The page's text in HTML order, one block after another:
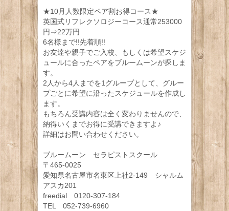
★10月人数限定ペア割お得コース★
英国式リフレクソロジーコース通常253000
円⇒22万円
6名様まで!!先着順!!
お友達や親子でご入校、もしくは希望スケジ
ュールに合ったペアをブルームーンが探しま
す。
2人から4人までを1グループとして、グルー
プごとに希望に沿ったスケジュールを作成し
ます。
もちろん受講内容は全く変わりませんので、
納得いくまでお得に受講できますよ♪
詳細はお問い合わせください。
ブルームーン セラピストスクール
〒465-0025
愛知県名古屋市名東区上社2-149 シャルム
アスカ201
freedial 0120-307-184
TEL 052-739-6960